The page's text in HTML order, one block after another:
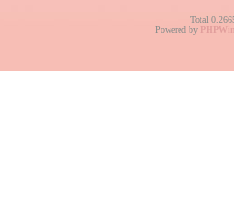
Total
Powered by